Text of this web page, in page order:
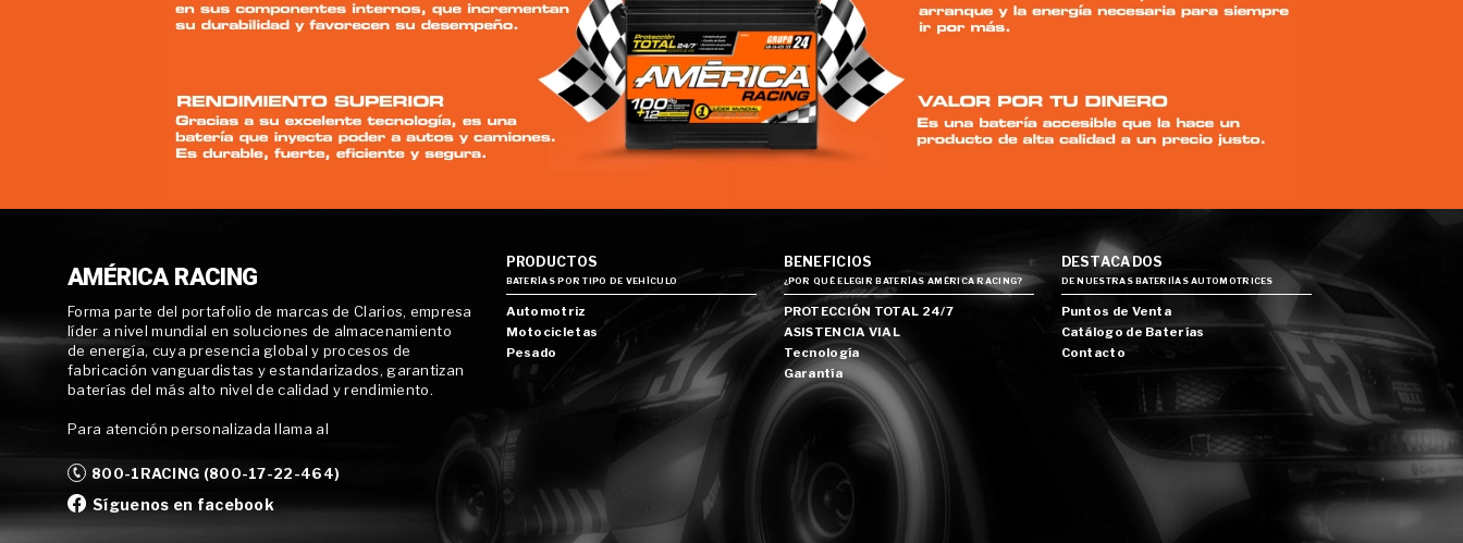
AMÉRICA RACING
Forma parte del portafolio de marcas de Clarios, empresa
líder a nivel mundial en soluciones de almacenamiento
de energía, cuya presencia global y procesos de
fabricación vanguardistas y estandarizados, garantizan
baterías del más alto nivel de calidad y rendimiento.
Para atención personalizada llama al
800-1RACING (800-17-22-464)
Síguenos en facebook
PRODUCTOS
BATERÍAS POR TIPO DE VEHÍCULO
Automotriz
Motocicletas
Pesado
BENEFICIOS
¿POR QUÉ ELEGIR BATERÍAS AMÉRICA RACING?
PROTECCIÓN TOTAL 24/7
ASISTENCIA VIAL
Tecnología
Garantía
DESTACADOS
DE NUESTRAS BATERIÍAS AUTOMOTRICES
Puntos de Venta
Catálogo de Baterías
Contacto